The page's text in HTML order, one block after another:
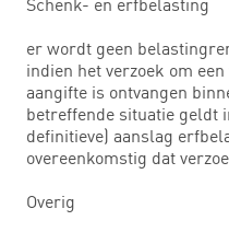
er wordt geen
indien het verzoek om
aangifte is ontvangen
betreffende situatie geldt
definitieve) aanslag
overeenkomstig dat
Overig